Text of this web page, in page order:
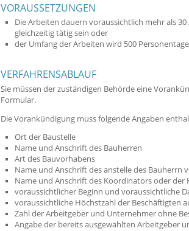
VORAUSSETZUNGEN
Die Arbeiten dauern voraussichtlich mehr als
gleichzeitig tätig sein oder
der Umfang der Arbeiten wird 500
VERFAHRENSABLAUF
Sie müssen der zuständigen Behörde eine
Formular.
Die Vorankündigung muss folgende Angaben
Ort der Baustelle
Name und Anschrift des Bauherren
Art des Bauvorhabens
Name und Anschrift des anstelle des Bauherrn
Name und Anschrift des Koordinators oder der
voraussichtlicher Beginn und voraussichtliche
voraussichtliche Höchstzahl der Beschäftigten
Zahl der Arbeitgeber und Unternehmer ohne
Angabe der bereits ausgewählten Arbeitgeber